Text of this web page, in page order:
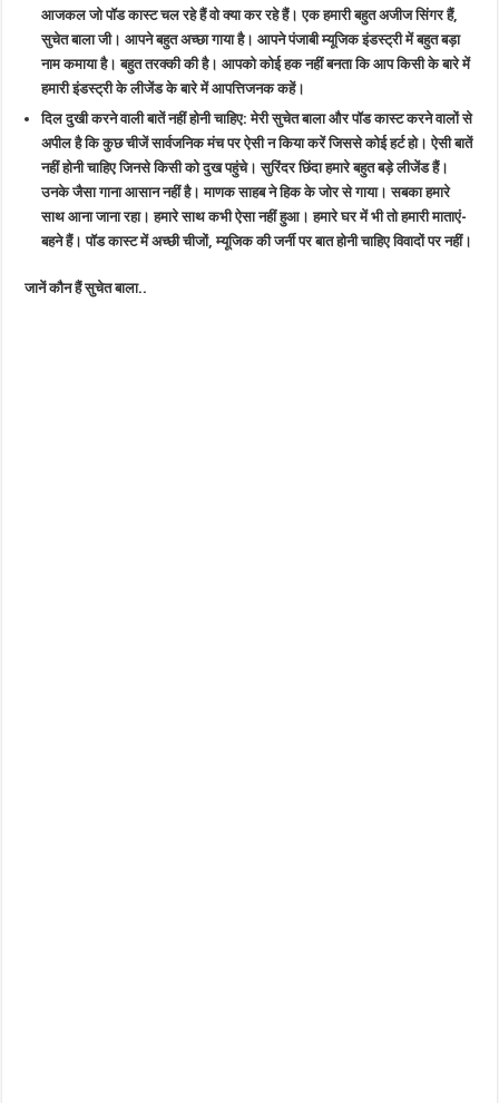
आजकल जो पॉड कास्ट चल रहे हैं वो क्या कर रहे हैं। एक हमारी बहुत अजीज सिंगर हैं,
सुचेत बाला जी। आपने बहुत अच्छा गाया है। आपने पंजाबी म्यूजिक इंडस्ट्री में बहुत बड़ा
नाम कमाया है। बहुत तरक्की की है। आपको कोई हक नहीं बनता कि आप किसी के बारे में
हमारी इंडस्ट्री के लीजेंड के बारे में आपत्तिजनक कहें।
दिल दुखी करने वाली बातें नहीं होनी चाहिए: मेरी सुचेत बाला और पॉड कास्ट करने वालों से
अपील है कि कुछ चीजें सार्वजनिक मंच पर ऐसी न किया करें जिससे कोई हर्ट हो। ऐसी बातें
नहीं होनी चाहिए जिनसे किसी को दुख पहुंचे। सुरिंदर छिंदा हमारे बहुत बड़े लीजेंड हैं।
उनके जैसा गाना आसान नहीं है। माणक साहब ने हिक के जोर से गाया। सबका हमारे
साथ आना जाना रहा। हमारे साथ कभी ऐसा नहीं हुआ। हमारे घर में भी तो हमारी माताएं-
बहने हैं। पॉड कास्ट में अच्छी चीजों, म्यूजिक की जर्नी पर बात होनी चाहिए विवादों पर नहीं।
जानें कौन हैं सुचेत बाला..